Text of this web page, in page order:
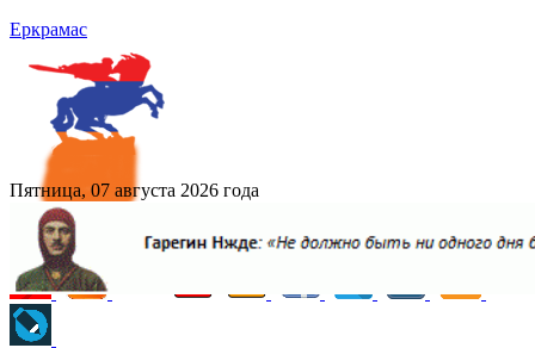
Еркрамас
Пятница, 07 августа 2026 года